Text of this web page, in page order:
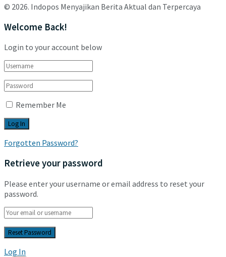
© 2026. Indopos Menyajikan Berita Aktual dan Terpercaya
Welcome Back!
Login to your account below
Remember Me
Forgotten Password?
Retrieve your password
Please enter your username or email address to reset your
password.
Log In